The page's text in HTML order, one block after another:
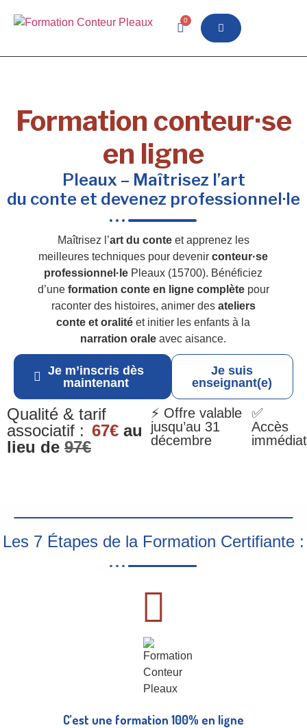
0
Formation conteur·se
en ligne
Pleaux – Maîtrisez l’art
du conte et devenez professionnel·le
Maîtrisez l’art du conteet apprenez les
meilleures techniques pour devenirconteur·se
professionnel·le Pleaux (15700). Bénéficiez
d’une formation conte en ligne complètepour
raconter des histoires, animer des ateliers
conte et oralité et initier les enfants à la
narration orale avec aisance.
Je m’inscris dès
maintenant
Je suis
enseignant(e)
Qualité & tarif
associatif : 67€ au
lieu de 97€
⚡ Offre valable
jusqu’au 31
décembre
✅
Accès
immédiat
Les 7 Étapes de la Formation Certifiante :
C’est une formation 100% en ligne